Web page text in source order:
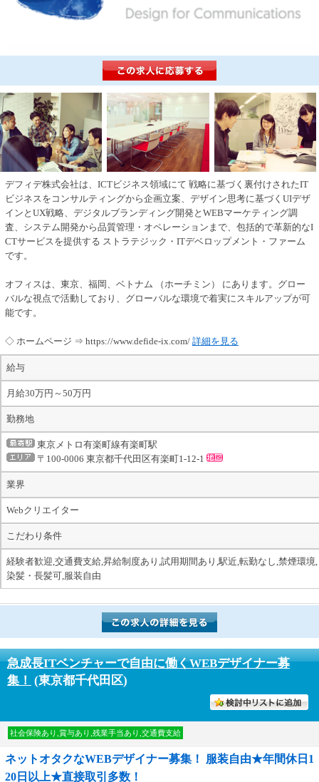
デフィデ株式会社は、ICTビジネス領域にて 戦略に基づく裏付けされたIT
ビジネスをコンサルティングから企画立案、デザイン思考に基づくUIデザ
インとUX戦略、デジタルブランディング開発とWEBマーケティング調
査、システム開発から品質管理・オペレーションまで、包括的で革新的なI
CTサービスを提供する ストラテジック・ITデベロップメント・ファーム
です。
オフィスは、東京、福岡、ベトナム （ホーチミン） にあります。グロー
バルな視点で活動しており、グローバルな環境で着実にスキルアップが可
能です。
◇ ホームページ ⇒ https://www.defide-ix.com/ 詳細を見る
給与
月給30万円～50万円
勤務地
東京メトロ有楽町線有楽町駅
〒100-0006 東京都千代田区有楽町1-12-1
業界
Webクリエイター
こだわり条件
経験者歓迎,交通費支給,昇給制度あり,試用期間あり,駅近,転勤なし,禁煙環境,
染髪・長髪可,服装自由
急成長ITベンチャーで自由に働くWEBデザイナー募
集！ (東京都千代田区)
社会保険あり,賞与あり,残業手当あり,交通費支給
ネットオタクなWEBデザイナー募集！ 服装自由★年間休日1
20日以上★直接取引多数！